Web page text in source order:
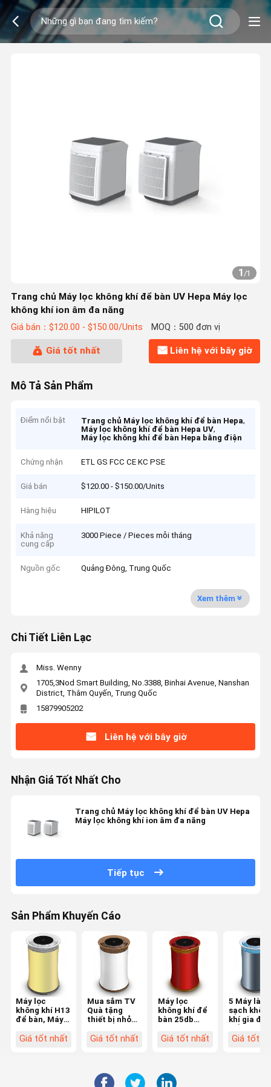
1/1
Trang chủ Máy lọc không khí để bàn UV Hepa Máy lọc
không khí ion âm đa năng
Giá bán：$120.00 - $150.00/Units MOQ：500 đơn vị
Giá tốt nhất Liên hệ với bây giờ
Mô Tả Sản Phẩm
Điểm nổi bật Trang chủ Máy lọc không khí để bàn Hepa,
Máy lọc không khí để bàn Hepa UV,
Máy lọc không khí để bàn Hepa bằng điện
Chứng nhận ETL GS FCC CE KC PSE
Giá bán $120.00 - $150.00/Units
Hàng hiệu HIPILOT
Khả năng
cung cấp
3000 Piece / Pieces mỗi tháng
Nguồn gốc Quảng Đông, Trung Quốc
Xem thêm
Chi Tiết Liên Lạc
Miss. Wenny
1705,3Nod Smart Building, No.3388, Binhai Avenue, Nanshan
District, Thâm Quyến, Trung Quốc
15879905202
Liên hệ với bây giờ
Nhận Giá Tốt Nhất Cho
Trang chủ Máy lọc không khí để bàn UV Hepa
Máy lọc không khí ion âm đa năng
Tiếp tục
Sản Phẩm Khuyến Cáo
Máy lọc
không khí H13
để bàn, Máy
lọc tia cực
Giá tốt nhất
Mua sắm TV
Quà tặng
thiết bị nhỏ
không khí
đình
Giá tốt nhất
Máy lọc
không khí để
bàn 25db
Anion cho hộ
Giá tốt nhất
5 Máy làm
sạch
khí gia
lọc không
Giá tốt